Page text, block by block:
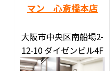
マン 心斎橋本店
大阪市中央区南船場2-
12-10 ダイゼンビル4F